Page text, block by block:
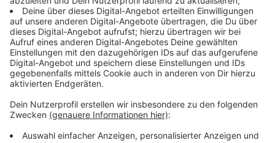
sondern ganz persönliche Geschichten - das ist „Fünf
für"!
Anzeige
Wir benötigen Ihre
Zustimmung, um den YouTube
Video-Service zu laden!